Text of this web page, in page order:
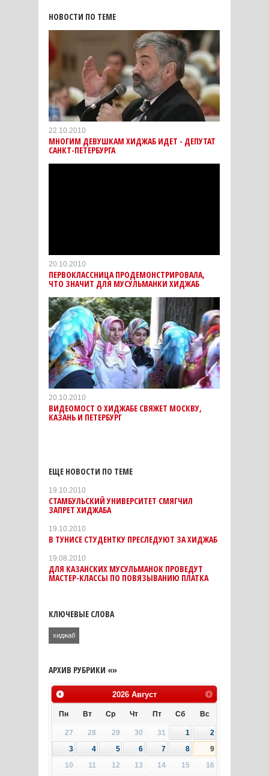
НОВОСТИ ПО ТЕМЕ
22.10.2010
МНОГИМ ДЕВУШКАМ ХИДЖАБ ИДЕТ - ДЕПУТАТ
САНКТ-ПЕТЕРБУРГА
20.10.2010
ПЕРВОКЛАССНИЦА ПРОДЕМОНСТРИРОВАЛА,
ЧТО ЗНАЧИТ ДЛЯ МУСУЛЬМАНКИ ХИДЖАБ
20.10.2010
ВИДЕОМОСТ О ХИДЖАБЕ СВЯЖЕТ МОСКВУ,
КАЗАНЬ И ПЕТЕРБУРГ
ЕЩЕ НОВОСТИ ПО ТЕМЕ
19.10.2010
СТАМБУЛЬСКИЙ УНИВЕРСИТЕТ СМЯГЧИЛ
ЗАПРЕТ ХИДЖАБА
19.10.2010
В ТУНИСЕ СТУДЕНТКУ ПРЕСЛЕДУЮТ ЗА ХИДЖАБ
19.08.2010
ДЛЯ КАЗАНСКИХ МУСУЛЬМАНОК ПРОВЕДУТ
МАСТЕР-КЛАССЫ ПО ПОВЯЗЫВАНИЮ ПЛАТКА
КЛЮЧЕВЫЕ СЛОВА
хиджаб
АРХИВ РУБРИКИ «»
2026 Август
Пн Вт Ср Чт Пт Сб Вс
27 28 29 30 31 1
2
3
4 5 6 7 8
9
10
11 12 13 14 15
16